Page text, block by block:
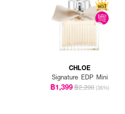
CHLOE
Signature EDP Mini
฿1,399฿2,200 (36%)